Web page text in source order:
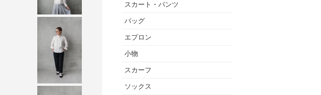
スカート・パンツ
バッグ
エプロン
小物
スカーフ
ソックス